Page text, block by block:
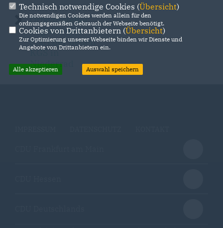
Ortsvorsteher
begrüßt den
Start der neuen
KGS in
Niederrad
Technisch notwendige Cookies (Übersicht)
Die notwendigen Cookies werden allein für den
ordnungsgemäßen Gebrauch der Webseite benötigt.
Cookies von Drittanbietern (Übersicht)
Zur Optimierung unserer Webseite binden wir Dienste und
Angebote von Drittanbietern ein.
Alle akzeptieren Auswahl speichern